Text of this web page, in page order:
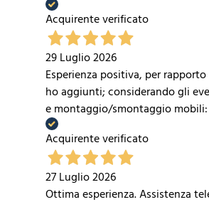
Acquirente verificato
29 Luglio 2026
Esperienza positiva, per
ho aggiunti; considerando gli
e montaggio/smontaggio
Acquirente verificato
27 Luglio 2026
Ottima esperienza. Assistenza